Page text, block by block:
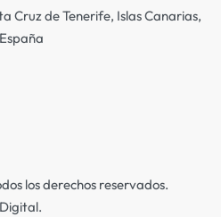
Cruz de Tenerife, Islas Canarias,
España
los derechos reservados.